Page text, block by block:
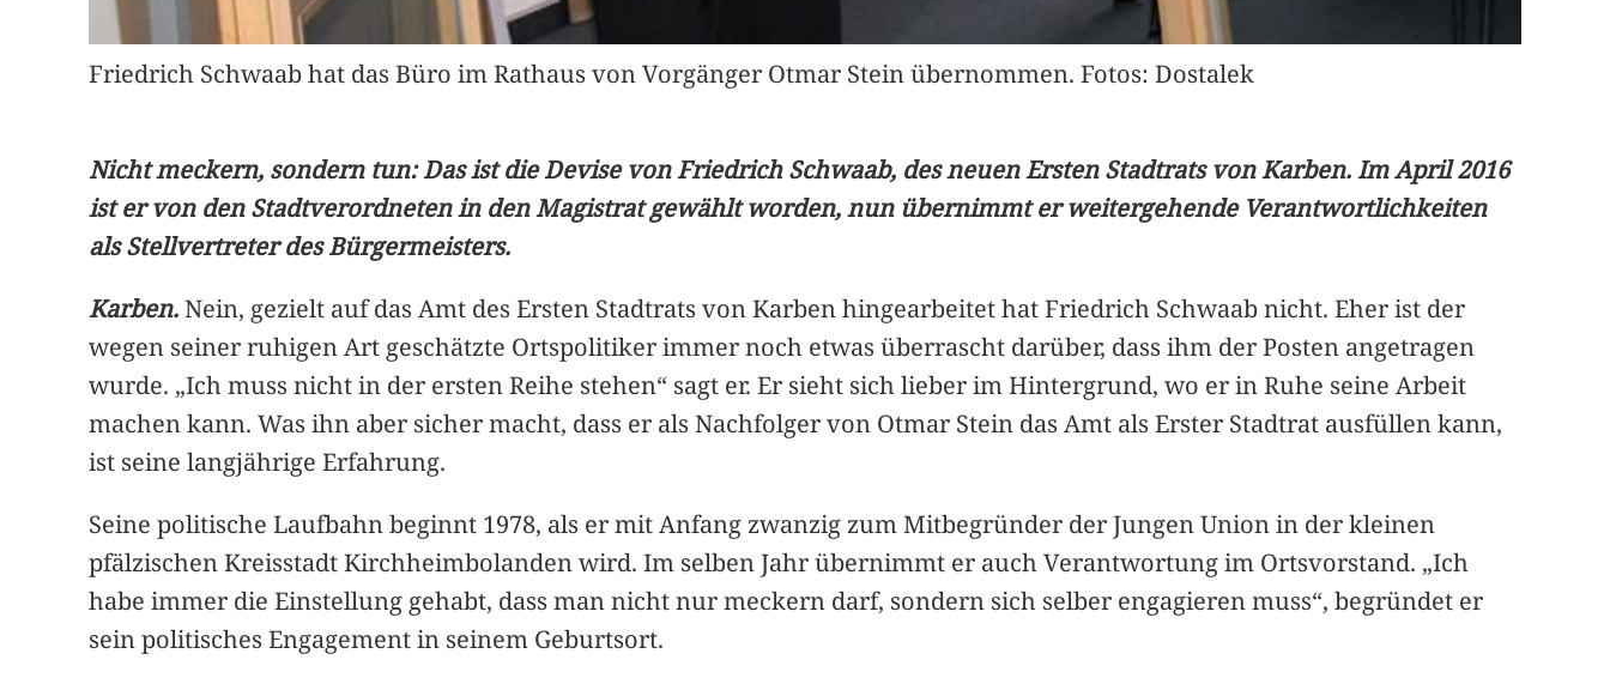
Friedrich Schwaab hat das Büro im Rathaus von Vorgänger Otmar Stein übernommen. Fotos: Dostalek
Nicht meckern, sondern tun: Das ist die Devise von Friedrich Schwaab, des neuen Ersten Stadtrats von Karben. Im April 2016
ist er von den Stadtverordneten in den Magistrat gewählt worden, nun übernimmt er weitergehende Verantwortlichkeiten
als Stellvertreter des Bürgermeisters.
Karben.Nein, gezielt auf das Amt des Ersten Stadtrats von Karben hingearbeitet hat Friedrich Schwaab nicht. Eher ist der
wegen seiner ruhigen Art geschätzte Ortspolitiker immer noch etwas überrascht darüber, dass ihm der Posten angetragen
wurde. „Ich muss nicht in der ersten Reihe stehen“ sagt er. Er sieht sich lieber im Hintergrund, wo er in Ruhe seine Arbeit
machen kann. Was ihn aber sicher macht, dass er als Nachfolger von Otmar Stein das Amt als Erster Stadtrat ausfüllen kann,
ist seine langjährige Erfahrung.
Seine politische Laufbahn beginnt 1978, als er mit Anfang zwanzig zum Mitbegründer der Jungen Union in der kleinen
pfälzischen Kreisstadt Kirchheimbolanden wird. Im selben Jahr übernimmt er auch Verantwortung im Ortsvorstand. „Ich
habe immer die Einstellung gehabt, dass man nicht nur meckern darf, sondern sich selber engagieren muss“, begründet er
sein politisches Engagement in seinem Geburtsort.